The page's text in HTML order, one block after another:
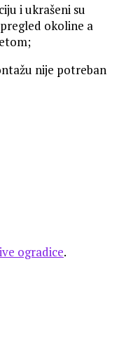
i ukrašeni su
okoline a
nije potreban
ogradice.